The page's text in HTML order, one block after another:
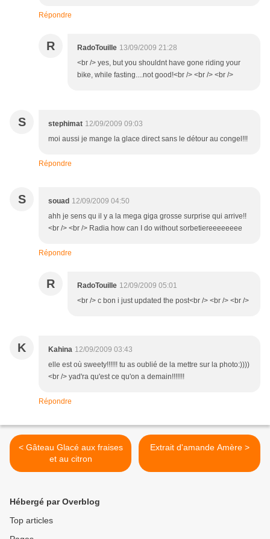
Répondre
R RadoTouille 13/09/2009 21:28
<br /> yes, but you shouldnt have gone riding your
bike, while fasting....not good!<br /> <br /> <br />
S stephimat 12/09/2009 09:03
moi aussi je mange la glace direct sans le détour au congel!!!
Répondre
S souad 12/09/2009 04:50
ahh je sens qu il y a la mega giga grosse surprise qui arrive!!
<br /> <br /> Radia how can I do without sorbetiereeeeeeee
Répondre
R RadoTouille 12/09/2009 05:01
<br /> c bon i just updated the post<br /> <br /> <br />
K Kahina 12/09/2009 03:43
elle est où sweety!!!!!! tu as oublié de la mettre sur la photo:))))
<br /> yad'ra qu'est ce qu'on a demain!!!!!!!
Répondre
< Gâteau Glacé aux fraises
et au citron
Extrait d'amande Amère >
Hébergé par Overblog
Top articles